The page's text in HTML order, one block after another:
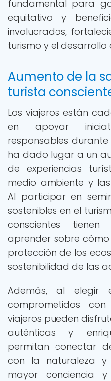
fundamental para
equitativo y
involucrados,
turismo y el desarrollo
Aumento de la
turista
Los viajeros están
en apoyar
responsables
ha dado lugar a un
de experiencias
medio ambiente y
Al participar en
sostenibles en el
conscientes
aprender sobre
protección de los
sostenibilidad de las
Además, al elegir
comprometidos
viajeros pueden
auténticas y
permitan conectar
con la naturaleza y
mayor conciencia